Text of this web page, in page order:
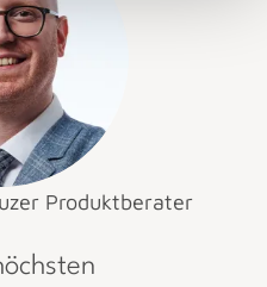
Produktberater